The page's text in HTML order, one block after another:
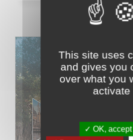
This site uses
and gives you
over what you
activate
OK,